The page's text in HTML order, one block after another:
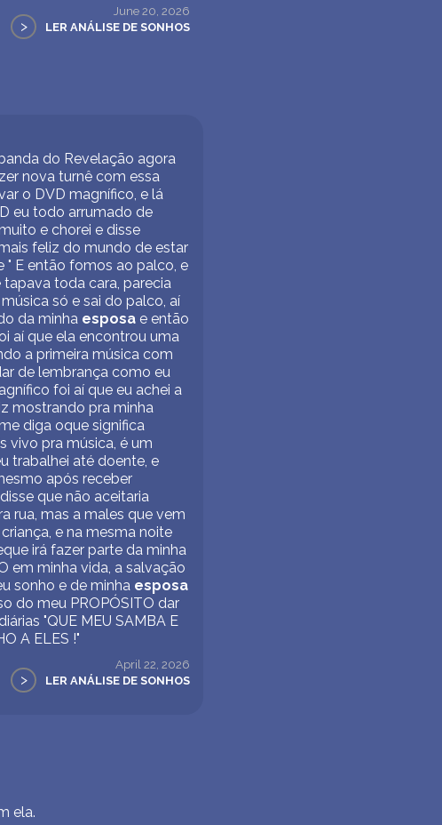
June 20, 2026
> LER ANÁLISE DE SONHOS
do Revelação agora
nova turnê com essa
o DVD magnífico, e lá
eu todo arrumado de
e chorei e disse
feliz do mundo de estar
" E então fomos ao palco, e
toda cara, parecia
só e sai do palco, aí
da minha esposae então
aí que ela encontrou uma
a primeira música com
de lembrança como eu
foi aí que eu achei a
mostrando pra minha
diga oque significa
vivo pra música, é um
trabalhei até doente, e
após receber
que não aceitaria
rua, mas a males que vem
e na mesma noite
irá fazer parte da minha
em minha vida, a salvação
sonho e de minha esposa
do meu PROPÓSITO dar
"QUE MEU SAMBA E
A ELES !"
April 22, 2026
> LER ANÁLISE DE SONHOS
ela.